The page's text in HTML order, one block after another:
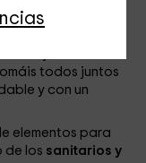
que dispone de
todos juntos
y con un
elementos para
de los sanitarios y